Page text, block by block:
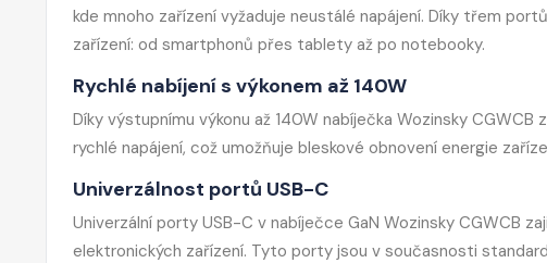
kde mnoho zařízení vyžaduje neustálé napájení. Díky třem
zařízení: od smartphonů přes tablety až po notebooky.
Rychlé nabíjení s výkonem až 140W
Díky výstupnímu výkonu až 140W nabíječka Wozinsky
rychlé napájení, což umožňuje bleskové obnovení energie
Univerzálnost portů USB-C
Univerzální porty USB-C v nabíječce GaN Wozinsky CGWCB
elektronických zařízení. Tyto porty jsou v současnosti